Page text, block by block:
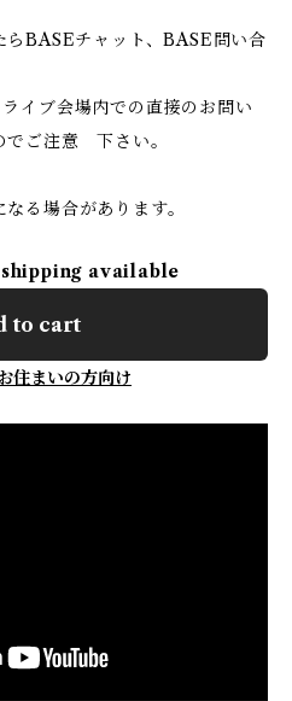
らBASEチャット、BASE問い合
イブ会場内での直接のお問い
でご注意 下さい。
る場合があります。
available
to cart
住まいの方向け